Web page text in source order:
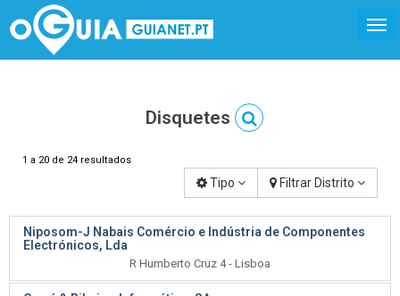
Disquetes
1 a 20 de 24 resultados
Tipo Filtrar Distrito
Niposom-J Nabais Comércio e Indústria de Componentes
Electrónicos, Lda
R Humberto Cruz 4 - Lisboa